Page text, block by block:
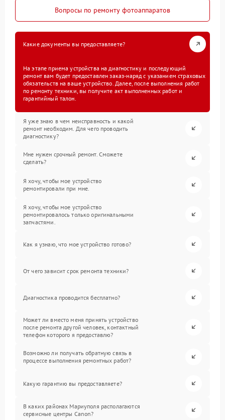
Вопросы по ремонту фотоаппаратов
Какие документы вы предоставляете?
На этапе приема устройства на диагностику и последующий
ремонт вам будет предоставлен заказ-наряд с указанием страховых
обязательств на ваше устройство. Далее, после выполнения работ
по ремонту техники, вы получите акт выполненных работ и
гарантийный талон.
Я уже знаю в чем неисправность и какой
ремонт необходим. Для чего проводить
диагностику?
Мне нужен срочный ремонт. Сможете
сделать?
Я хочу, чтобы мое устройство
ремонтировали при мне.
Я хочу, чтобы мое устройство
ремонтировалось только оригинальными
запчастями.
Как я узнаю, что мое устройство готово?
От чего зависит срок ремонта техники?
Диагностика проводится бесплатно?
Может ли вместо меня принять устройство
после ремонта другой человек, контактный
телефон которого я предоставлю?
Возможно ли получать обратную связь в
процессе выполнения ремонтных работ?
Какую гарантию вы предоставляете?
В каких районах Мариуполя располагаются
сервисные центры Canon?